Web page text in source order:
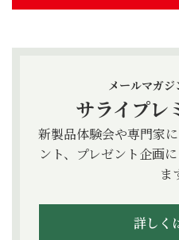
メールマガ
サライプレ
新製品体験会や専門家
ント、プレゼント企画
ま
詳しく